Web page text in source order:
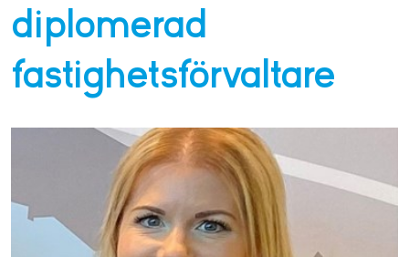
diplomerad
fastighetsförvaltare